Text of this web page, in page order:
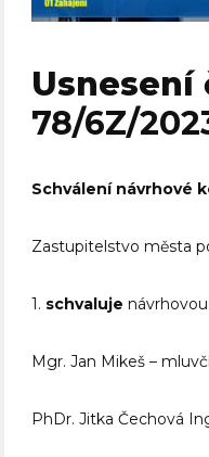
Usnesení
78/6Z/
Schválení návrhové
Zastupitelstvo města
1. schvaluje
Mgr. Jan Mikeš –
PhDr. Jitka Čechová